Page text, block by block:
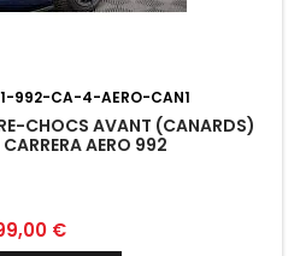
992-CA-4-AERO-CAN1
CHOCS AVANT (CANARDS)
CARRERA AERO 992
€